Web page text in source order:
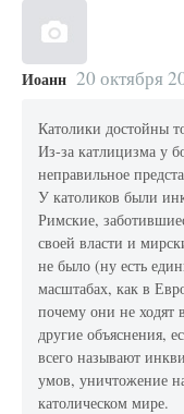
Иоанн 20 октября
Католики достойны
Из-за катлицизма у
неправильное
У католиков были
Римские,
своей власти и
не было (ну есть
масштабах, как в
почему они не
другие объяснения,
всего называют
умов, уничтожение
католическом мире.